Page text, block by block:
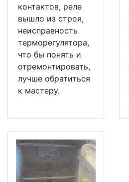
контактов, реле
вышло из строя,
неисправность
терморегулятора,
что бы понять и
отремонтировать,
лучше обратиться
к мастеру.